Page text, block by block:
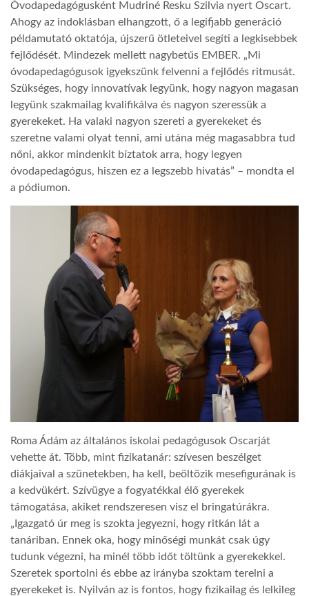
Óvodapedagógusként Mudriné Resku Szilvia nyert Oscart.
Ahogy az indoklásban elhangzott, ő a legifjabb generáció
példamutató oktatója, újszerű ötleteivel segíti a legkisebbek
fejlődését. Mindezek mellett nagybetűs EMBER. „Mi
óvodapedagógusok igyekszünk felvenni a fejlődés ritmusát.
Szükséges, hogy innovatívak legyünk, hogy nagyon magasan
legyünk szakmailag kvalifikálva és nagyon szeressük a
gyerekeket. Ha valaki nagyon szereti a gyerekeket és
szeretne valami olyat tenni, ami utána még magasabbra tud
nőni, akkor mindenkit bíztatok arra, hogy legyen
óvodapedagógus, hiszen ez a legszebb hivatás” – mondta el
a pódiumon.
Roma Ádám az általános iskolai pedagógusok Oscarját
vehette át. Több, mint fizikatanár: szívesen beszélget
diákjaival a szünetekben, ha kell, beöltözik mesefigurának is
a kedvükért. Szívügye a fogyatékkal élő gyerekek
támogatása, akiket rendszeresen visz el bringatúrákra.
„Igazgató úr meg is szokta jegyezni, hogy ritkán lát a
tanáriban. Ennek oka, hogy minőségi munkát csak úgy
tudunk végezni, ha minél több időt töltünk a gyerekekkel.
Szeretek sportolni és ebbe az irányba szoktam terelni a
gyerekeket is. Nyilván az is fontos, hogy fizikailag és lelkileg